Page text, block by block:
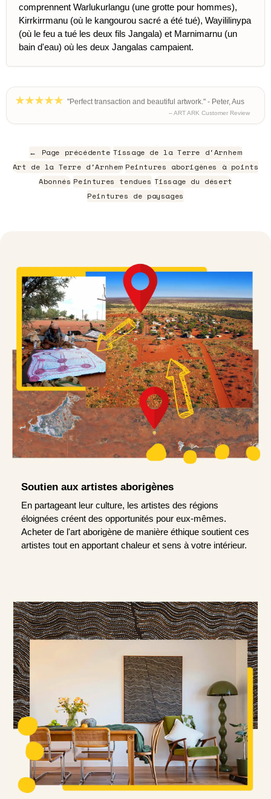
comprennent Warlukurlangu (une grotte pour hommes),
Kirrkirrmanu (où le kangourou sacré a été tué), Wayililinypa
(où le feu a tué les deux fils Jangala) et Marnimarnu (un
bain d'eau) où les deux Jangalas campaient.
"Perfect transaction and beautiful artwork." - Peter, Aus
– ART ARK Customer Review
← Page précédente Tissage de la Terre d'Arnhem
Art de la Terre d'Arnhem Peintures aborigènes à points
Abonnés Peintures tendues Tissage du désert
Peintures de paysages
Soutien aux artistes aborigènes
En partageant leur culture, les artistes des régions
éloignées créent des opportunités pour eux-mêmes.
Acheter de l'art aborigène de manière éthique soutient ces
artistes tout en apportant chaleur et sens à votre intérieur.